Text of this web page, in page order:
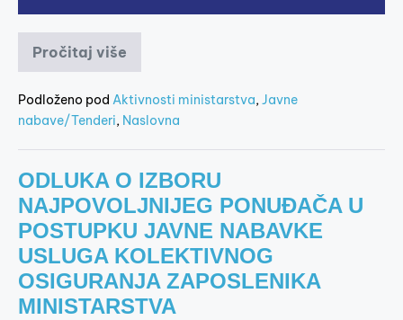
Pročitaj više
Podloženo pod Aktivnosti ministarstva,Javne
nabave/Tenderi, Naslovna
ODLUKA O IZBORU
NAJPOVOLJNIJEG PONUĐAČA U
POSTUPKU JAVNE NABAVKE
USLUGA KOLEKTIVNOG
OSIGURANJA ZAPOSLENIKA
MINISTARSTVA